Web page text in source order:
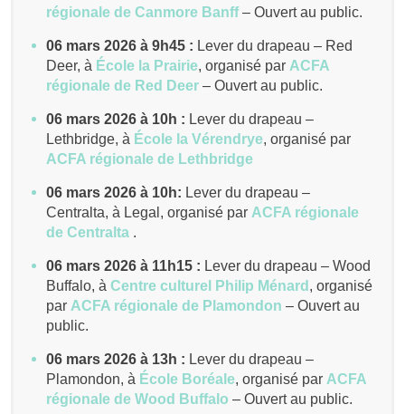
régionale de Canmore Banff– Ouvert au public.
06 mars 2026 à 9h45 : Lever du drapeau – Red
Deer, à École la Prairie, organisé par ACFA
régionale de Red Deer – Ouvert au public.
06 mars 2026 à 10h : Lever du drapeau –
Lethbridge, à École la Vérendrye, organisé par
ACFA régionale de Lethbridge
06 mars 2026 à 10h: Lever du drapeau –
Centralta, à Legal, organisé par ACFA régionale
de Centralta .
06 mars 2026 à 11h15 : Lever du drapeau – Wood
Buffalo, à Centre culturel Philip Ménard , organisé
par ACFA régionale de Plamondon – Ouvert au
public.
06 mars 2026 à 13h : Lever du drapeau –
Plamondon, à École Boréale, organisé par ACFA
régionale de Wood Buffalo – Ouvert au public.